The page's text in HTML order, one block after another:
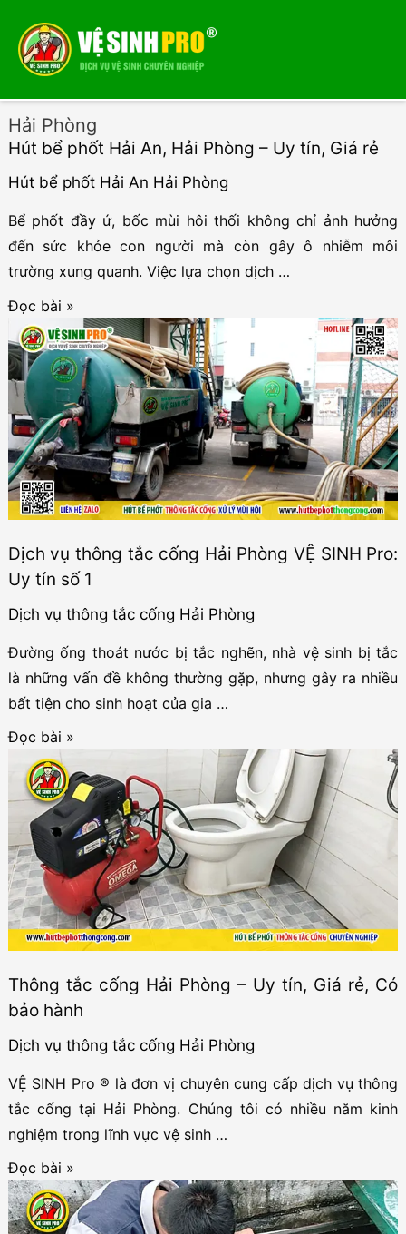
Hải Phòng
Hút bể phốt Hải An, Hải Phòng – Uy tín, Giá rẻ
Hút bể phốt Hải An Hải Phòng
Bể phốt đầy ứ, bốc mùi hôi thối không chỉ ảnh hưởng
đến sức khỏe con người mà còn gây ô nhiễm môi
trường xung quanh. Việc lựa chọn dịch …
Hút
bể
phốt
Hải
An,
Hải
Phòng
–
Uy
Giá
rẻ
Đọc bài »
Dịch vụ thông tắc cống Hải Phòng VỆ SINH Pro:
Uy tín số 1
Dịch vụ thông tắc cống Hải Phòng
Đường ống thoát nước bị tắc nghẽn, nhà vệ sinh bị tắc
là những vấn đề không thường gặp, nhưng gây ra nhiều
bất tiện cho sinh hoạt của gia …
Dịch
thông
cống
Hải
Phòng
VỆ
SINH
Uy
tín
số
Đọc bài »
Thông tắc cống Hải Phòng – Uy tín, Giá rẻ, Có
bảo hành
Dịch vụ thông tắc cống Hải Phòng
VỆ SINH Pro ® là đơn vị chuyên cung cấp dịch vụ thông
tắc cống tại Hải Phòng. Chúng tôi có nhiều năm kinh
nghiệm trong lĩnh vực vệ sinh …
Thông
tắc
cống
Đọc bài »